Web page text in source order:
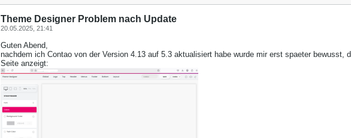
Theme Designer Problem nach Update
20.05.2025, 21:41
Guten Abend,
nachdem ich Contao von der Version 4.13 auf 5.3 aktualisiert habe wurde mir erst spaeter bewusst,
Seite anzeigt: